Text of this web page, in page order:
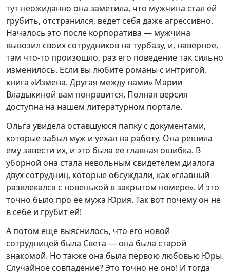
тут неожиданно она заметила, что мужчина стал ей
грубить, отстранился, ведет себя даже агрессивно.
Началось это после корпоратива — мужчина
вывозил своих сотрудников на турбазу, и, наверное,
там что-то произошло, раз его поведение так сильно
изменилось. Если вы любите романы с интригой,
книга «Измена. Другая между нами» Марии
Владыкиной вам понравится. Полная версия
доступна на нашем литературном портале.
Ольга увидела оставшуюся папку с документами,
которые забыл муж и уехал на работу. Она решила
ему завести их, и это была ее главная ошибка. В
уборной она стала невольным свидетелем диалога
двух сотрудниц, которые обсуждали, как «главный
развлекался с новенькой в закрытом номере». И это
точно было про ее мужа Юрия. Так вот почему он не
в себе и грубит ей!
А потом еще выяснилось, что его новой
сотрудницей была Света — она была старой
знакомой. Но также она была первою любовью Юры.
Случайное совпадение? Это точно не оно! И тогда